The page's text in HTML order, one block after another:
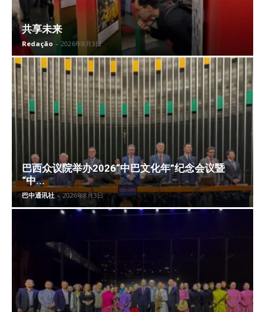
共享未来
Redação - 2026年8月3日
巴西众议院举办2026“中巴文化年”纪念会议暨
“中...
巴中通讯社 - 2026年8月3日